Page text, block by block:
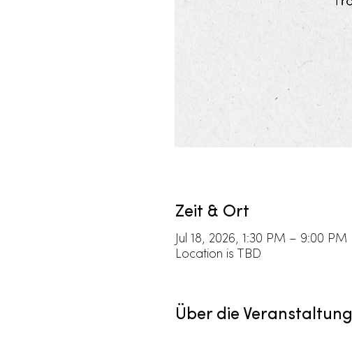
Zeit & Ort
Jul 18, 2026, 1:30 PM – 9:00 PM
Location is TBD
Über die Veranstaltung